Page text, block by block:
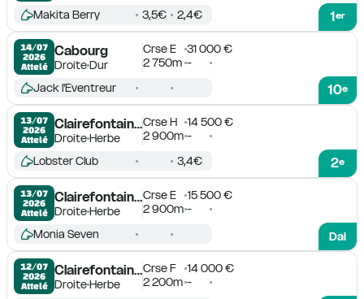
1er
Makita Berry 3,5€ 2,4€
14/07
2026
Attelé
Cabourg
DroiteDur
Crse E
31 000 €
2 750m -
10e
Jack l'Eventreur
13/07
2026
Attelé
Clairefontaine-Deauville
DroiteHerbe
Crse H
14 500 €
2 900m -
2e
Lobster Club 3,4€
13/07
2026
Attelé
Clairefontaine-Deauville
DroiteHerbe
Crse E
15 500 €
2 900m -
Dai
Monia Seven
12/07
2026
Attelé
Clairefontaine-Deauville
DroiteHerbe
Crse F
14 000 €
2 200m -